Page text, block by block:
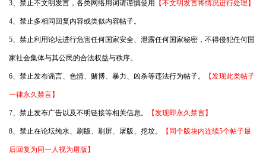
3、禁止不文明发言，各类网络用词请谨慎使用 【不文明发言将情况进行处理】
4、禁止多相同回复内容或类似内容帖子。
5、禁止利用论坛进行危害任何国家安全、泄露任何国家秘密，不得侵犯任何国
家社会集体与其公民的合法权益与秩序。
6、禁止发布谣言、色情、赌博、暴力、凶杀等违法行为帖子。 【发现此类帖子
一律永久禁言】
7、禁止发布广告以及不明链接等相关信息。 【发现即永久禁言】
8、禁止在论坛纯水、刷版、刷屏、屠版、挖坟。 【同个版块内连续5个帖子最
后回复为同一人视为屠版】